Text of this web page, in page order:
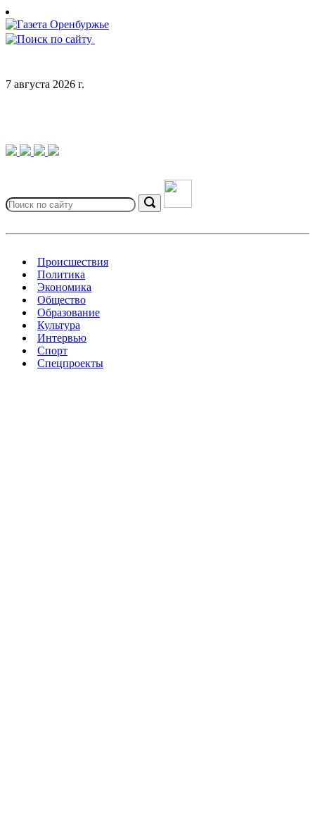
Skip
to
content
7 августа 2026 г.
for:
Search
Происшествия
Политика
Экономика
Общество
Образование
Культура
Интервью
Спорт
Спецпроекты